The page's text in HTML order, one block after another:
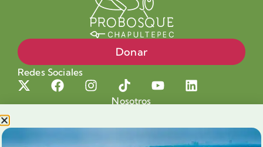
Donar
Redes Sociales
Nosotros